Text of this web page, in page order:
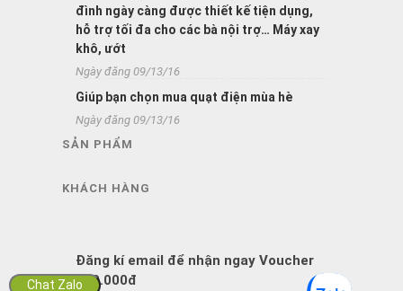
đình ngày càng được thiết kế tiện dụng,
hỗ trợ tối đa cho các bà nội trợ… Máy xay
khô, ướt
Ngày đăng 09/13/16
Giúp bạn chọn mua quạt điện mùa hè
Ngày đăng 09/13/16
SẢN PHẨM
KHÁCH HÀNG
Đăng kí email để nhận ngay Voucher
200.000đ
Chat Zalo